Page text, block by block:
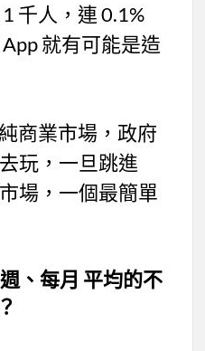
千人，連 0.1%
就有可能是造
商業市場，政府
玩，一旦跳進
場，一個最簡單
、每月 平均的不